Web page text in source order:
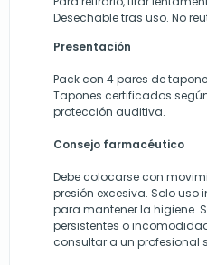
Desechable tras uso. No
Presentación
Pack con 4 pares de
Tapones certificados según
protección auditiva.
Consejo farmacéutico
Debe colocarse con
presión excesiva. Solo
para mantener la higiene.
persistentes o
consultar a un profesional